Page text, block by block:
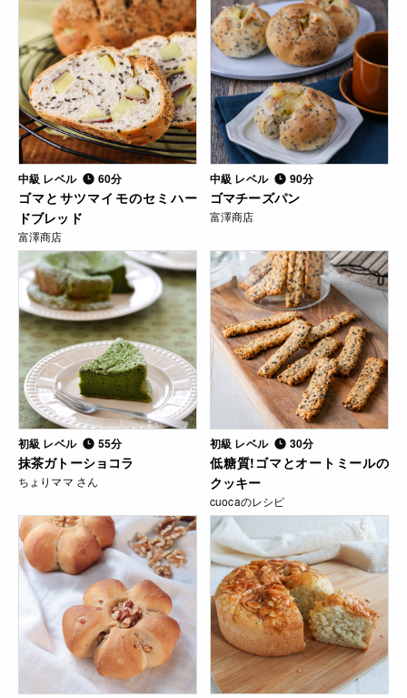
中級 レベル 60分
ゴマとサツマイモのセミハー
ドブレッド
富澤商店
中級 レベル 90分
ゴマチーズパン
富澤商店
初級 レベル 55分
抹茶ガトーショコラ
ちょりママ さん
初級 レベル 30分
低糖質!ゴマとオートミールの
クッキー
cuocaのレシピ